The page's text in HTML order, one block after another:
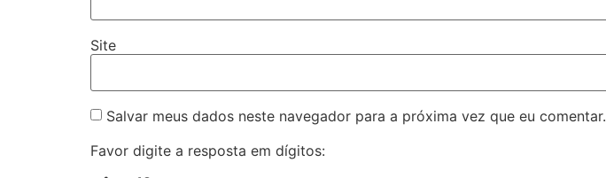
Site
Salvar meus dados neste navegador para a próxima vez que eu comentar.
Favor digite a resposta em dígitos: